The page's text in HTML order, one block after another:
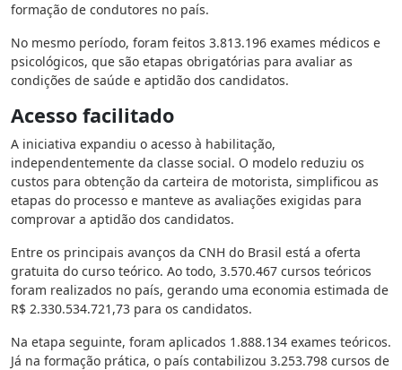
formação de condutores no país.
No mesmo período, foram feitos 3.813.196 exames médicos e
psicológicos, que são etapas obrigatórias para avaliar as
condições de saúde e aptidão dos candidatos.
Acesso facilitado
A iniciativa expandiu o acesso à habilitação,
independentemente da classe social. O modelo reduziu os
custos para obtenção da carteira de motorista, simplificou as
etapas do processo e manteve as avaliações exigidas para
comprovar a aptidão dos candidatos.
Entre os principais avanços da CNH do Brasil está a oferta
gratuita do curso teórico. Ao todo, 3.570.467 cursos teóricos
foram realizados no país, gerando uma economia estimada de
R$ 2.330.534.721,73 para os candidatos.
Na etapa seguinte, foram aplicados 1.888.134 exames teóricos.
Já na formação prática, o país contabilizou 3.253.798 cursos de